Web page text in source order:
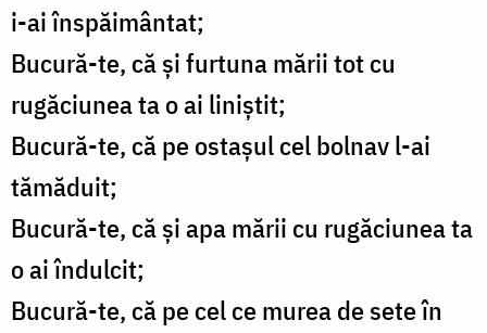
i-ai înspăimântat;
Bucură-te, că şi furtuna mării tot cu
rugăciunea ta o ai liniştit;
Bucură-te, că pe ostaşul cel bolnav l-ai
tămăduit;
Bucură-te, că şi apa mării cu rugăciunea ta
o ai îndulcit;
Bucură-te, că pe cel ce murea de sete în